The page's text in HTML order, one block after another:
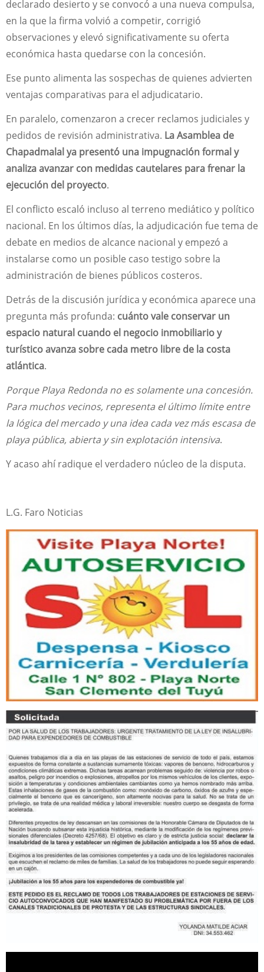
declarado desierto y se convocó a una nueva compulsa,
en la que la firma volvió a competir, corrigió
observaciones y elevó significativamente su oferta
económica hasta quedarse con la concesión.
Ese punto alimenta las sospechas de quienes advierten
ventajas comparativas para el adjudicatario.
En paralelo, comenzaron a crecer reclamos judiciales y
pedidos de revisión administrativa. La Asamblea de
Chapadmalal ya presentó una impugnación formal y
analiza avanzar con medidas cautelares para frenar la
ejecución del proyecto.
El conflicto escaló incluso al terreno mediático y político
nacional. En los últimos días, la adjudicación fue tema de
debate en medios de alcance nacional y empezó a
instalarse como un posible caso testigo sobre la
administración de bienes públicos costeros.
Detrás de la discusión jurídica y económica aparece una
pregunta más profunda: cuánto vale conservar un
espacio natural cuando el negocio inmobiliario y
turístico avanza sobre cada metro libre de la costa
atlántica.
Porque Playa Redonda no es solamente una concesión.
Para muchos vecinos, representa el último límite entre
la lógica del mercado y una idea cada vez más escasa de
playa pública, abierta y sin explotación intensiva.
Y acaso ahí radique el verdadero núcleo de la disputa.
L.G. Faro Noticias